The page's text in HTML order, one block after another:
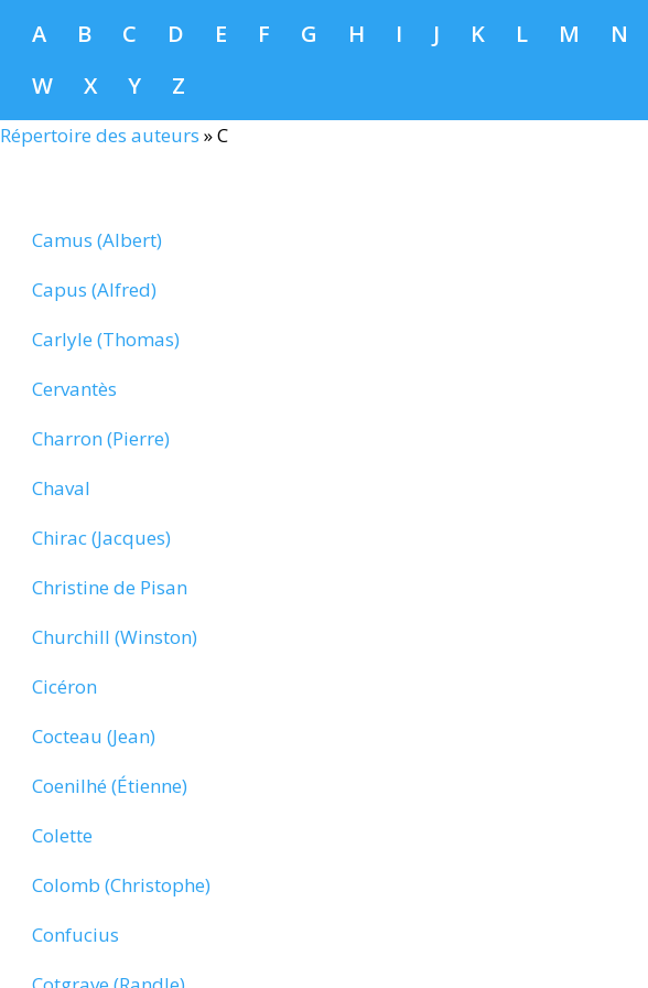
A B C D E F G H I J K L M N
W
X Y Z
Répertoire des auteurs »C
Camus (Albert)
Capus (Alfred)
Carlyle (Thomas)
Cervantès
Charron (Pierre)
Chaval
Chirac (Jacques)
Christine de Pisan
Churchill (Winston)
Cicéron
Cocteau (Jean)
Coenilhé (Étienne)
Colette
Colomb (Christophe)
Confucius